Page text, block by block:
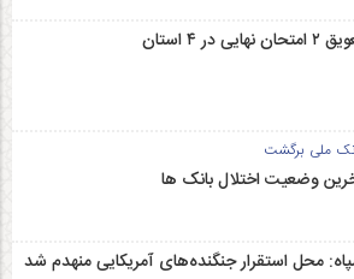
نهایی در ۴ استان
ملی برگشت
وضعیت اختلال بانک ها
محل استقرار جنگنده‌های آمریکایی منهدم شد